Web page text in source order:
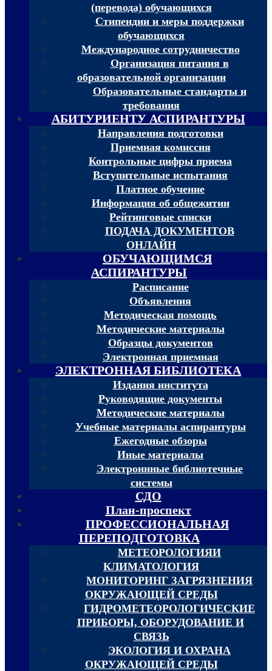
(перевода) обучающихся
Стипендии и меры поддержки
обучающихся
Международное сотрудничество
Организация питания в
образовательной организации
Образовательные стандарты и
требования
АБИТУРИЕНТУ АСПИРАНТУРЫ
Направления подготовки
Приемная комиссия
Контрольные цифры приема
Вступительные испытания
Платное обучение
Информация об общежитии
Рейтинговые списки
ПОДАЧА ДОКУМЕНТОВ
ОНЛАЙН
ОБУЧАЮЩИМСЯ
АСПИРАНТУРЫ
Расписание
Объявления
Методическая помощь
Методические материалы
Образцы документов
Электронная приемная
ЭЛЕКТРОННАЯ БИБЛИОТЕКА
Издания института
Руководящие документы
Методические материалы
Учебные материалы аспирантуры
Ежегодные обзоры
Иные материалы
Электроннные библиотечные
системы
СДО
План-проспект
ПРОФЕССИОНАЛЬНАЯ
ПЕРЕПОДГОТОВКА
МЕТЕОРОЛОГИЯИ
КЛИМАТОЛОГИЯ
МОНИТОРИНГ ЗАГРЯЗНЕНИЯ
ОКРУЖАЮЩЕЙ СРЕДЫ
ГИДРОМЕТЕОРОЛОГИЧЕСКИЕ
ПРИБОРЫ, ОБОРУДОВАНИЕ И
СВЯЗЬ
ЭКОЛОГИЯ И ОХРАНА
ОКРУЖАЮЩЕЙ СРЕДЫ